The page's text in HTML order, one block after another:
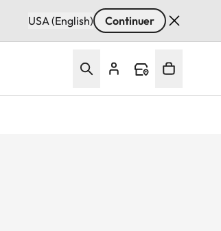
USA (English) Continuer